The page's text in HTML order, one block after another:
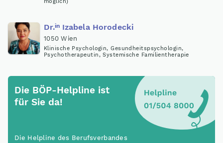
möglich)
Dr.inIzabela Horodecki
1050 Wien
Klinische Psychologin, Gesundheitspsychologin,
Psychotherapeutin, Systemische Familientherapie
Die BÖP-Helpline ist
für Sie da!
Die Helpline des Berufsverbandes